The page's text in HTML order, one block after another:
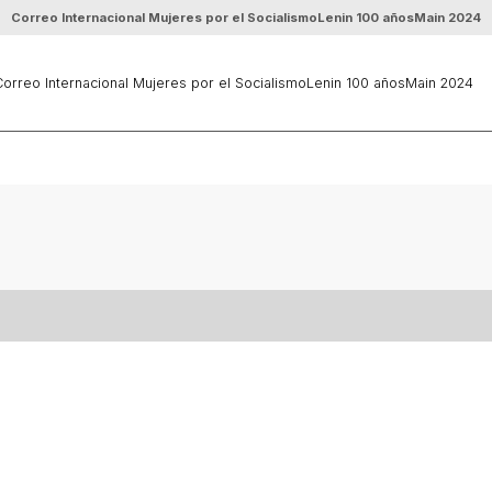
Correo Internacional Mujeres por el SocialismoLenin 100 añosMain 2024
Internacional Mujeres por el SocialismoLenin 100 añosMain 2024